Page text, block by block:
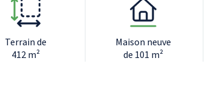
Terrain de
412 m²
Maison neuve
de 101 m²